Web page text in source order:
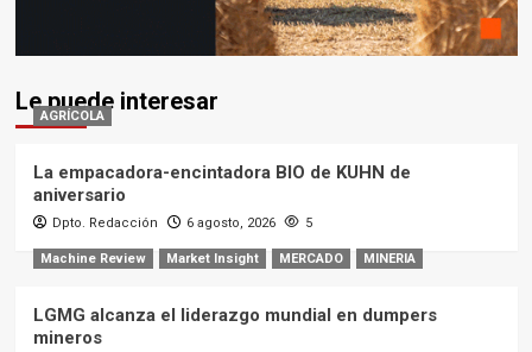
Le puede interesar
AGRÍCOLA
La empacadora-encintadora BIO de KUHN de
aniversario
Dpto. Redacción 6 agosto, 2026 5
Machine Review Market Insight MERCADO MINERIA
LGMG alcanza el liderazgo mundial en dumpers
mineros